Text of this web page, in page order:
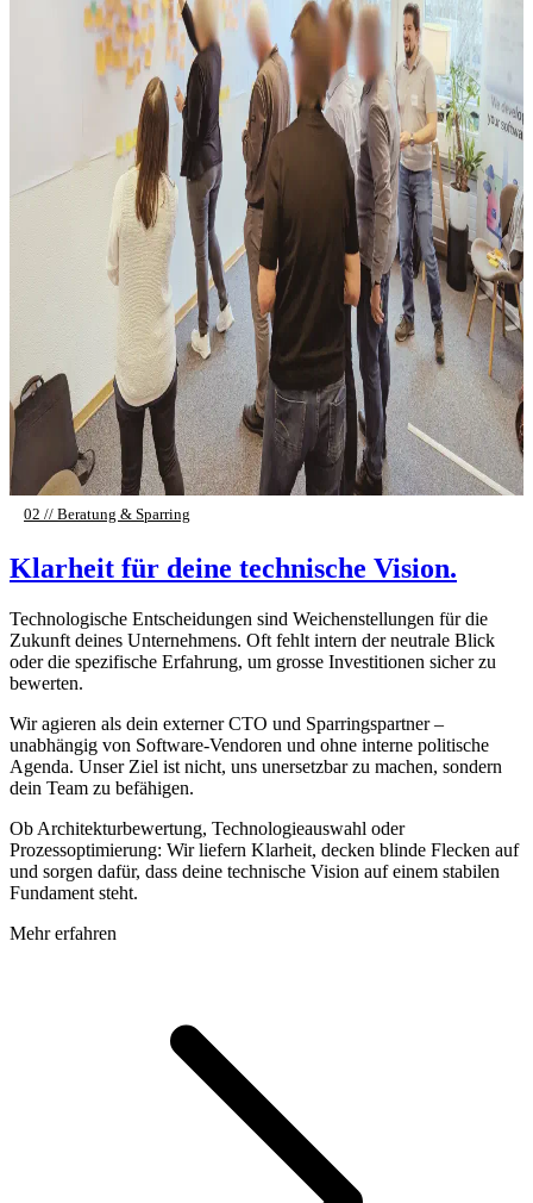
02 // Beratung & Sparring
Klarheit für deine technische Vision.
Technologische Entscheidungen sind Weichenstellungen für die
Zukunft deines Unternehmens. Oft fehlt intern der neutrale Blick
oder die spezifische Erfahrung, um grosse Investitionen sicher zu
bewerten.
Wir agieren als dein externer CTO und Sparringspartner –
unabhängig von Software-Vendoren und ohne interne politische
Agenda. Unser Ziel ist nicht, uns unersetzbar zu machen, sondern
dein Team zu befähigen.
Ob Architekturbewertung, Technologieauswahl oder
Prozessoptimierung: Wir liefern Klarheit, decken blinde Flecken auf
und sorgen dafür, dass deine technische Vision auf einem stabilen
Fundament steht.
Mehr erfahren